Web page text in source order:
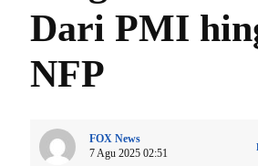
Dari PMI
NFP
FOX News
7 Agu 2025 02:51